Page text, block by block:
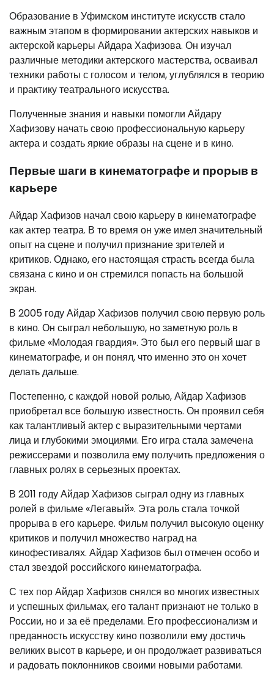
Образование в Уфимском институте искусств стало
важным этапом в формировании актерских навыков и
актерской карьеры Айдара Хафизова. Он изучал
различные методики актерского мастерства, осваивал
техники работы с голосом и телом, углублялся в теорию
и практику театрального искусства.
Полученные знания и навыки помогли Айдару
Хафизову начать свою профессиональную карьеру
актера и создать яркие образы на сцене и в кино.
Первые шаги в кинематографе и прорыв в
карьере
Айдар Хафизов начал свою карьеру в кинематографе
как актер театра. В то время он уже имел значительный
опыт на сцене и получил признание зрителей и
критиков. Однако, его настоящая страсть всегда была
связана с кино и он стремился попасть на большой
экран.
В 2005 году Айдар Хафизов получил свою первую роль
в кино. Он сыграл небольшую, но заметную роль в
фильме «Молодая гвардия». Это был его первый шаг в
кинематографе, и он понял, что именно это он хочет
делать дальше.
Постепенно, с каждой новой ролью, Айдар Хафизов
приобретал все большую известность. Он проявил себя
как талантливый актер с выразительными чертами
лица и глубокими эмоциями. Его игра стала замечена
режиссерами и позволила ему получить предложения о
главных ролях в серьезных проектах.
В 2011 году Айдар Хафизов сыграл одну из главных
ролей в фильме «Легавый». Эта роль стала точкой
прорыва в его карьере. Фильм получил высокую оценку
критиков и получил множество наград на
кинофестивалях. Айдар Хафизов был отмечен особо и
стал звездой российского кинематографа.
С тех пор Айдар Хафизов снялся во многих известных
и успешных фильмах, его талант признают не только в
России, но и за её пределами. Его профессионализм и
преданность искусству кино позволили ему достичь
великих высот в карьере, и он продолжает развиваться
и радовать поклонников своими новыми работами.